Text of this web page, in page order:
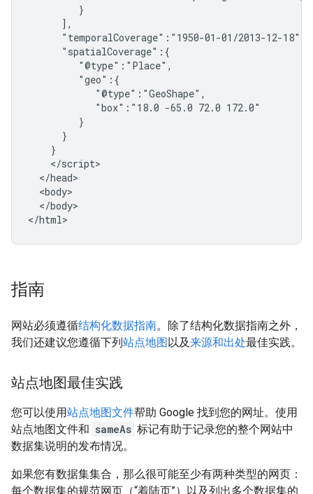
         }
      ],
      "temporalCoverage":"1950-01-01/2013-12-18",
      "spatialCoverage":{
         "@type":"Place",
         "geo":{
            "@type":"GeoShape",
            "box":"18.0 -65.0 72.0 172.0"
         }
      }
    }
    </script>
  </head>
  <body>
  </body>
</html>
指南
网站必须遵循结构化数据指南。除了结构化数据指南之外，
我们还建议您遵循下列站点地图以及来源和出处最佳实践。
站点地图最佳实践
您可以使用站点地图文件帮助 Google 找到您的网址。使用
站点地图文件和 sameAs 标记有助于记录您的整个网站中
数据集说明的发布情况。
如果您有数据集集合，那么很可能至少有两种类型的网页：
每个数据集的规范网页（“着陆页”）以及列出多个数据集的